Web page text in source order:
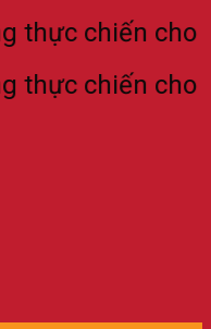
cho thế hệ
cho thế hệ